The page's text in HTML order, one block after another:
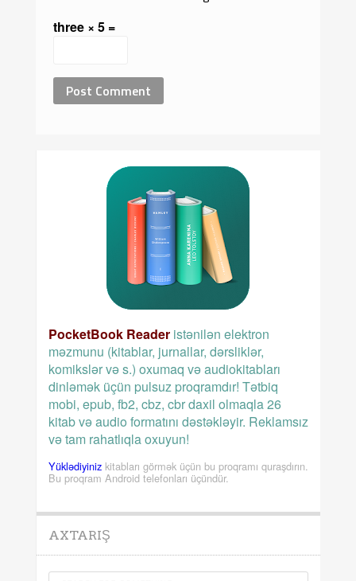
three × 5 =
PocketBook Readeristənilən elektron
məzmunu (kitablar, jurnallar, dərsliklər,
komikslər və s.) oxumaq və audiokitabları
dinləmək üçün pulsuz proqramdır! Tətbiq
mobi, epub, fb2, cbz, cbr daxil olmaqla 26
kitab və audio formatını dəstəkləyir. Reklamsız
və tam rahatlıqla oxuyun!
Yüklədiyinizkitabları görmək üçün bu proqramı quraşdırın.
Bu proqram Android telefonları üçündür.
AXTARIŞ